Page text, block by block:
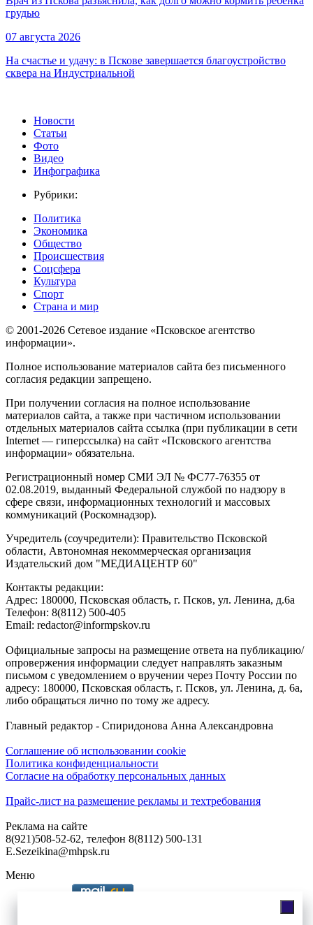
грудью
07 августа 2026
На счастье и удачу: в Пскове завершается благоустройство
сквера на Индустриальной
Новости
Статьи
Фото
Видео
Инфографика
Рубрики:
Политика
Экономика
Общество
Происшествия
Соцсфера
Культура
Спорт
Страна и мир
© 2001-2026 Сетевое издание «Псковское агентство
информации».
Полное использование материалов сайта без письменного
согласия редакции запрещено.
При получении согласия на полное использование
материалов сайта, а также при частичном использовании
отдельных материалов сайта ссылка (при публикации в сети
Internet — гиперссылка) на сайт «Псковского агентства
информации» обязательна.
Регистрационный номер СМИ ЭЛ № ФС77-76355 от
02.08.2019, выданный Федеральной службой по надзору в
сфере связи, информационных технологий и массовых
коммуникаций (Роскомнадзор).
Учредитель (соучредители): Правительство Псковской
области, Автономная некоммерческая организация
Издательский дом "МЕДИАЦЕНТР 60"
Контакты редакции:
Адреc: 180000, Псковская область, г. Псков, ул. Ленина, д.6а
Телефон: 8(8112) 500-405
Email: redactor@informpskov.ru
Официальные запросы на размещение ответа на публикацию/
опровержения информации следует направлять заказным
письмом с уведомлением о вручении через Почту России по
адресу: 180000, Псковская область, г. Псков, ул. Ленина, д. 6а,
либо обращаться лично по тому же адресу.
Главный редактор - Спиридонова Анна Александровна
Соглашение об использовании cookie
Политика конфиденциальности
Согласие на обработку персональных данных
Прайс-лист на размещение рекламы и техтребования
Реклама на сайте
8(921)508-52-62, телефон 8(8112) 500-131
E.Sezeikina@mhpsk.ru
Меню